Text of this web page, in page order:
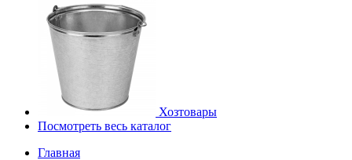
Хозтовары
Посмотреть весь каталог
Главная